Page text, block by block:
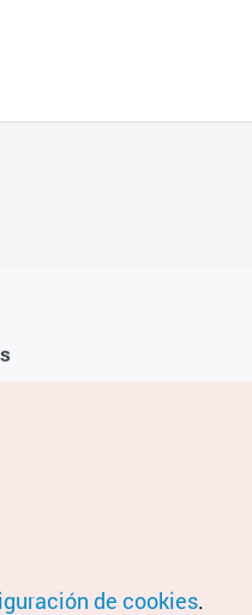
condiciones de ubicación
de cookies.